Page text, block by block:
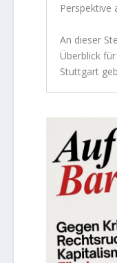
Perspektive
An dieser
Überblick
Stuttgart